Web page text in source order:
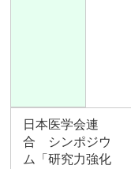
日本医学会連
合 シンポジウ
ム「研究力強化